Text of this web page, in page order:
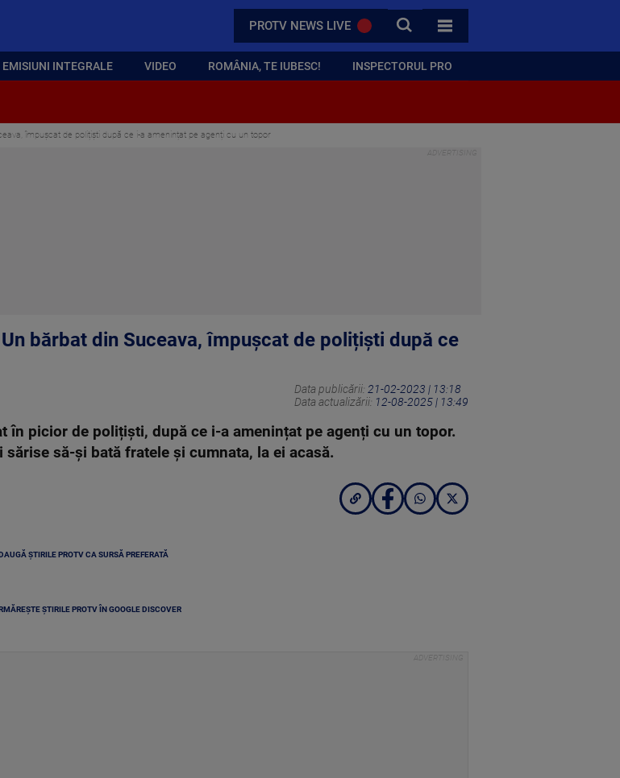
PROTV NEWS LIVE CAUTA
TOATE CATEGORIILE
EMISIUNI INTEGRALE VIDEO ROMÂNIA, TE IUBESC! INSPECTORUL PRO
împușcat de polițiști după ce i-a amenințat pe agenți cu un topor
bărbat din Suceava, împușcat de polițiști după ce
Data publicării: 21-02-2023 | 13:18
Data actualizării: 12-08-2025 | 13:49
în picior de polițiști, după ce i-a amenințat pe agenți cu un topor.
să-și bată fratele și cumnata, la ei acasă.
ȘTIRILE PROTV CA SURSĂ PREFERATĂ
ȘTIRILE PROTV ÎN GOOGLE DISCOVER